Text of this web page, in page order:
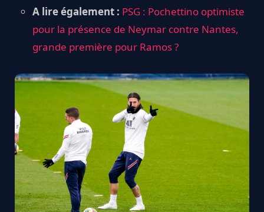
A lire également : PSG : Pochettino optimiste
pour la présence de Neymar contre Nantes,
grande première pour Ramos ?